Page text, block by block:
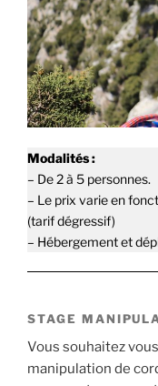
Modalités :
– De 2 à 5 personnes.
– Le prix varie en
(tarif dégressif)
– Hébergement et
STAGE
Vous souhaitez
manipulation de